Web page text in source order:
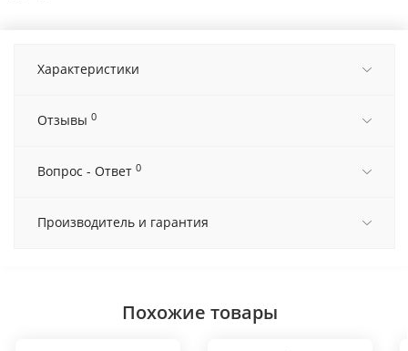
Характеристики
Отзывы 0
Вопрос - Ответ 0
Производитель и гарантия
Похожие товары